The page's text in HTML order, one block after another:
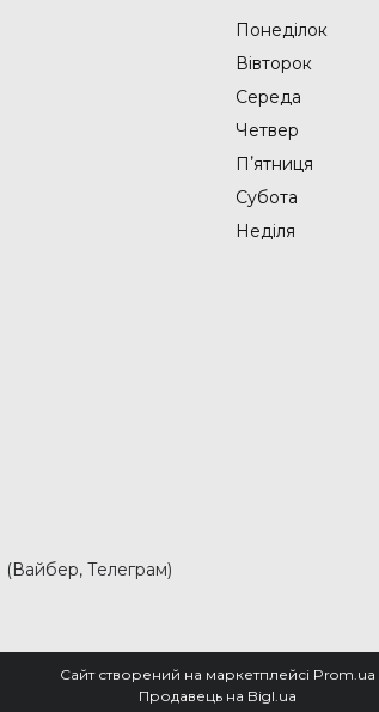
Телеграм)
Понеділок
Вівторок
Середа
Четвер
Пʼятниця
Субота
Неділя
Сайт створений на маркетплейсі Prom.ua
Продавець на Bigl.ua